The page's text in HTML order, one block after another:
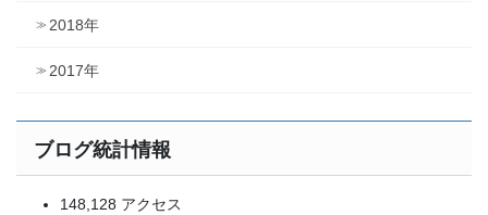
2018年
2017年
ブログ統計情報
148,128 アクセス